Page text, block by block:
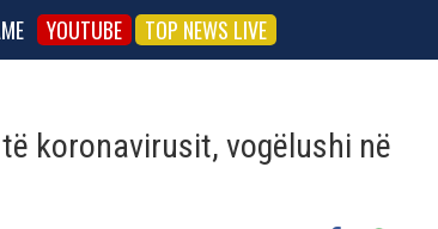
YOUTUBE TOP NEWS LIVE
koronavirusit, vogëlushi në